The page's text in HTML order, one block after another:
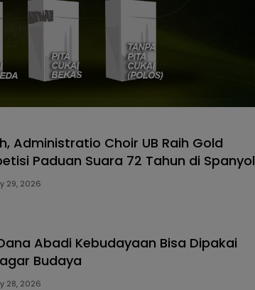
Administratio Choir UB Raih Gold
Paduan Suara 72 Tahun di Spanyol
29, 2026
Abadi Kebudayaan Bisa Dipakai
Budaya
28, 2026